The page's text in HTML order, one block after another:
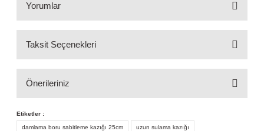
Yorumlar
Taksit Seçenekleri
Önerileriniz
Bu ürünün fiyat bilgisi, resim, ürün açıklamalarında ve
diğer konularda yetersiz gördüğünüz noktaları öneri
Etiketler :
damlama boru sabitleme kazığı 25cm uzun sulama kazığı